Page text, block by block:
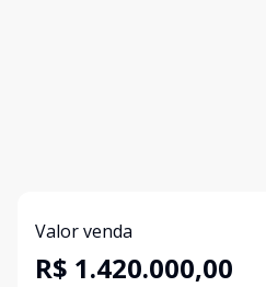
Valor venda
R$ 1.420.000,00